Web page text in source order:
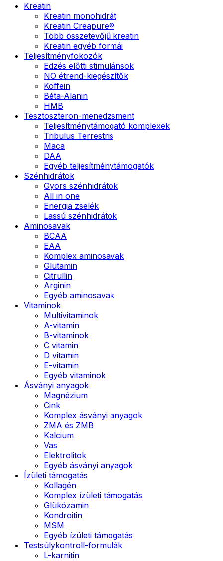
Kreatin
Kreatin monohidrát
Kreatin Creapure®
Több összetevőjű kreatin
Kreatin egyéb formái
Teljesítményfokozók
Edzés előtti stimulánsok
NO étrend-kiegészítők
Koffein
Béta-Alanin
HMB
Tesztoszteron-menedzsment
Teljesítménytámogató komplexek
Tribulus Terrestris
Maca
DAA
Egyéb teljesítménytámogatók
Szénhidrátok
Gyors szénhidrátok
All in one
Energia zselék
Lassú szénhidrátok
Aminosavak
BCAA
EAA
Komplex aminosavak
Glutamin
Citrullin
Arginin
Egyéb aminosavak
Vitaminok
Multivitaminok
A-vitamin
B-vitaminok
C vitamin
D vitamin
E-vitamin
Egyéb vitaminok
Ásványi anyagok
Magnézium
Cink
Komplex ásványi anyagok
ZMA és ZMB
Kalcium
Vas
Elektrolitok
Egyéb ásványi anyagok
Ízületi támogatás
Kollagén
Komplex ízületi támogatás
Glükózamin
Kondroitin
MSM
Egyéb ízületi támogatás
Testsúlykontroll-formulák
L-karnitin